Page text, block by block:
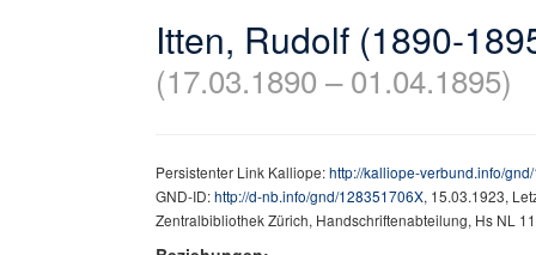
Itten, Rudolf (1890-
(17.03.1890 – 01.04.1895)
Persistenter Link Kalliope:http://kalliope-verbund.info/
GND-ID:http://d-nb.info/gnd/128351706X, 15.03.1923,
Zentralbibliothek Zürich, Handschriftenabteilung, Hs NL